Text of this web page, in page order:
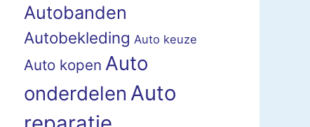
Autobanden
Autobekleding Auto keuze
Auto kopen Auto
onderdelen Auto